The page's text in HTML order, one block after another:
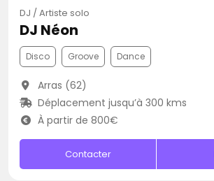
DJ / Artiste solo
DJ Néon
Disco Groove Dance
Arras (62)
Déplacement jusqu’à 300 kms
À partir de 800€
Contacter